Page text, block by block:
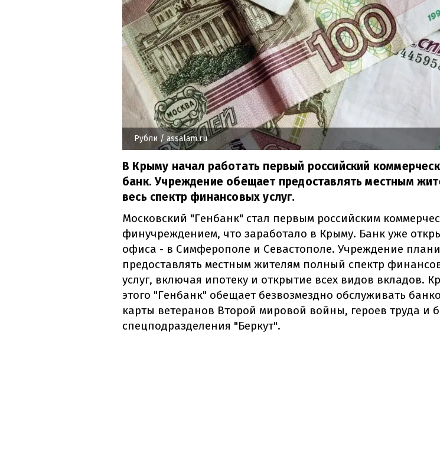
Рубли/ assalam.ru
В Крыму начал работать первый российский
банк. Учреждение обещает предоставлять местным
весь спектр финансовых услуг.
Московский "Генбанк" стал первым российским
финучреждением, что заработало в Крыму. Банк уже
офиса - в Симферополе и Севастополе. Учреждение
предоставлять местным жителям полный спектр
услуг, включая ипотеку и открытие всех видов вкладов.
этого "Генбанк" обещает безвозмездно обслуживать
карты ветеранов Второй мировой войны, героев труда и
спецподразделения "Беркут".